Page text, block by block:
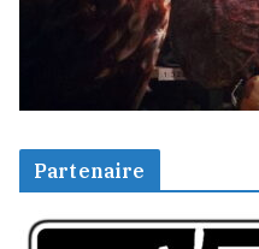
Partenaire